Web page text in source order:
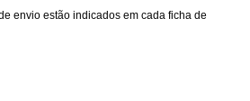
envio estão indicados em cada ficha de